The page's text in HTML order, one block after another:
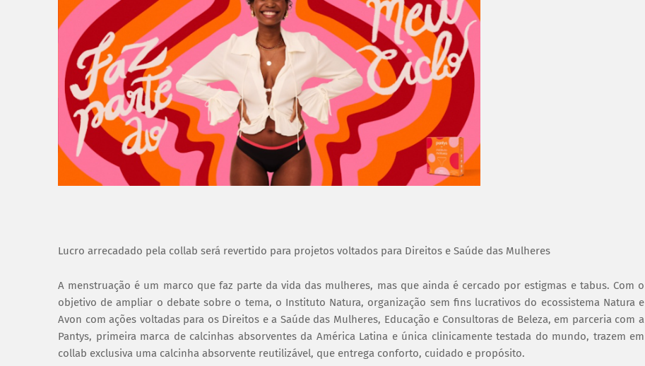
Lucro arrecadado pela collab será revertido para projetos voltados para Direitos e Saúde das Mulheres
A menstruação é um marco que faz parte da vida das mulheres, mas que ainda é cercado por estigmas e tabus. Com o
objetivo de ampliar o debate sobre o tema, o Instituto Natura, organização sem fins lucrativos do ecossistema Natura e
Avon com ações voltadas para os Direitos e a Saúde das Mulheres, Educação e Consultoras de Beleza, em parceria com a
Pantys, primeira marca de calcinhas absorventes da América Latina e única clinicamente testada do mundo, trazem em
collab exclusiva uma calcinha absorvente reutilizável, que entrega conforto, cuidado e propósito.